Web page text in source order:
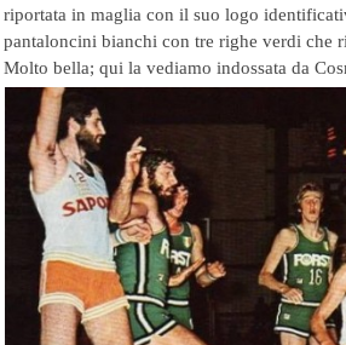
riportata in maglia con il suo logo
pantaloncini bianchi con tre righe verdi che
Molto bella; qui la vediamo indossata da